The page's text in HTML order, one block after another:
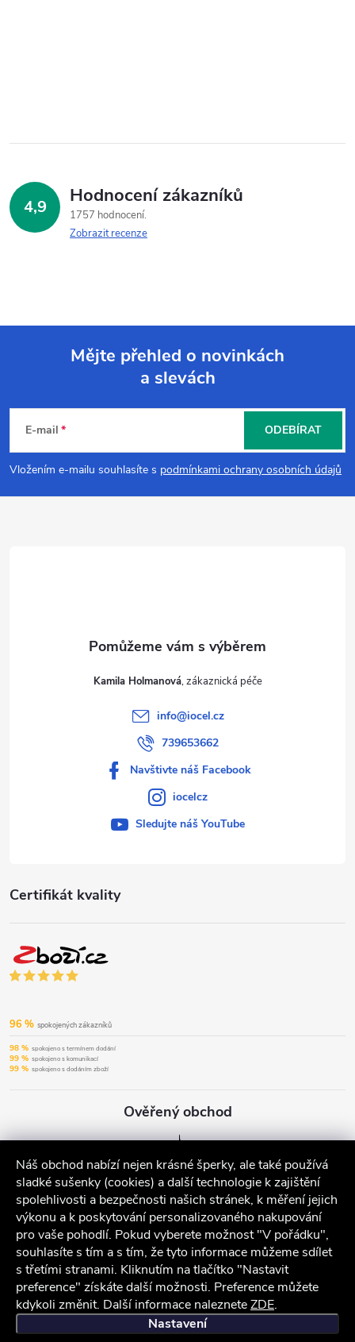
Náš obchod nabízí nejen krásné šperky, ale také používá
sladké sušenky (cookies) a další technologie k zajištění
spolehlivosti a bezpečnosti našich stránek, k měření jejich
výkonu a k poskytování personalizovaného nakupování
pro vaše pohodlí. Pokud vyberete možnost "V pořádku",
souhlasíte s tím a s tím, že tyto informace můžeme sdílet
s třetími stranami. Kliknutím na tlačítko "Nastavit
preference" získáte další možnosti. Preference můžete
kdykoli změnit. Další informace nalezneteZDE.
Nastavení
4,9 Hodnocení zákazníků
1757 hodnocení
Zobrazit recenze
p
Mějte přehled o novinkách
a slevách
E-mail
Vložením e-mailu souhlasíte s podmínkami ochrany osobních údajů
ODEBÍRAT
Certifikát kvality
96 % spokojených zákazníků
98 % spokojeno s termínem dodání
99 % spokojeno s komunikací
99 % spokojeno s dodáním zboží
Ověřený obchod
Kamila Holmanová
info@iocel.cz
739653662
Navštivte náš Facebook
iocelcz
Sledujte náš YouTube
iocel.cz Obchodní podmínky Ochrana osobních údajů